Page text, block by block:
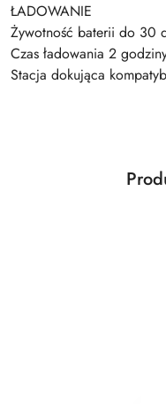
ŁADOWANIE
Żywotność baterii do 30
Czas ładowania 2
Stacja dokująca
Pomiń karuzelę